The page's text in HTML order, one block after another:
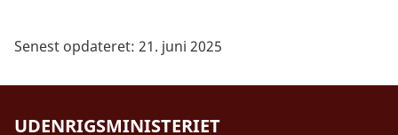
Senest opdateret: 21. juni 2025
UDENRIGSMINISTERIET